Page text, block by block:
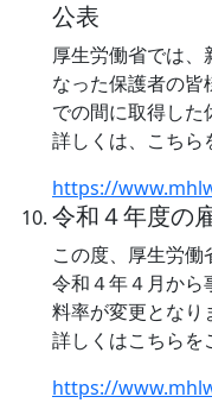
公表
厚生労働省では
なった保護者の
での間に取得し
詳しくは、こちら
https://
令和４年度の
この度、厚生労
令和４年４月から
料率が変更となり
詳しくはこちらを
https://